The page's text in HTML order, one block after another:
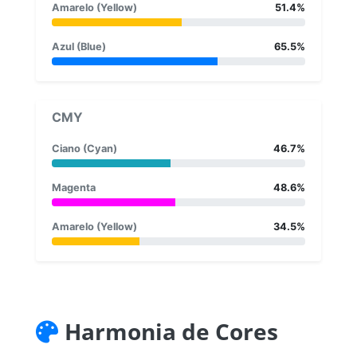
Amarelo (Yellow) 51.4%
Azul (Blue) 65.5%
CMY
Ciano (Cyan) 46.7%
Magenta 48.6%
Amarelo (Yellow) 34.5%
Harmonia de Cores